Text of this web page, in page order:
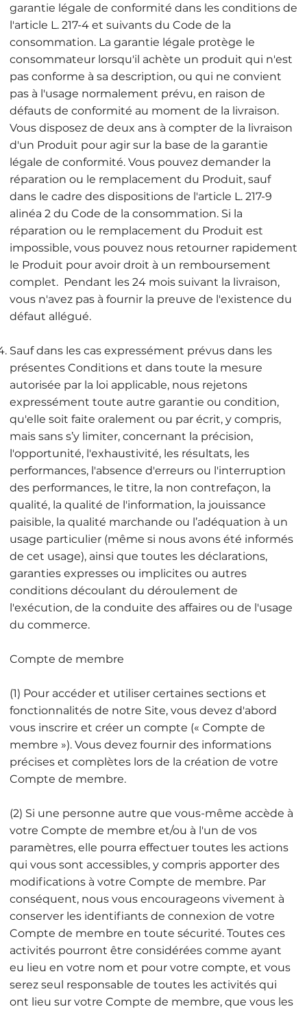
garantie légale de conformité dans les conditions de
l'article L. 217-4 et suivants du Code de la
consommation. La garantie légale protège le
consommateur lorsqu'il achète un produit qui n'est
pas conforme à sa description, ou qui ne convient
pas à l'usage normalement prévu, en raison de
défauts de conformité au moment de la livraison.
Vous disposez de deux ans à compter de la livraison
d'un Produit pour agir sur la base de la garantie
légale de conformité. Vous pouvez demander la
réparation ou le remplacement du Produit, sauf
dans le cadre des dispositions de l'article L. 217-9
alinéa 2 du Code de la consommation. Si la
réparation ou le remplacement du Produit est
impossible, vous pouvez nous retourner rapidement
le Produit pour avoir droit à un remboursement
complet. Pendant les 24 mois suivant la livraison,
vous n'avez pas à fournir la preuve de l'existence du
défaut allégué.
Sauf dans les cas expressément prévus dans les
présentes Conditions et dans toute la mesure
autorisée par la loi applicable, nous rejetons
expressément toute autre garantie ou condition,
qu'elle soit faite oralement ou par écrit, y compris,
mais sans s’y limiter, concernant la précision,
l'opportunité, l'exhaustivité, les résultats, les
performances, l'absence d'erreurs ou l'interruption
des performances, le titre, la non contrefaçon, la
qualité, la qualité de l'information, la jouissance
paisible, la qualité marchande ou l’adéquation à un
usage particulier (même si nous avons été informés
de cet usage), ainsi que toutes les déclarations,
garanties expresses ou implicites ou autres
conditions découlant du déroulement de
l'exécution, de la conduite des affaires ou de l'usage
du commerce.
Compte de membre
(1) Pour accéder et utiliser certaines sections et
fonctionnalités de notre Site, vous devez d'abord
vous inscrire et créer un compte (« Compte de
membre »). Vous devez fournir des informations
précises et complètes lors de la création de votre
Compte de membre.
(2) Si une personne autre que vous-même accède à
votre Compte de membre et/ou à l'un de vos
paramètres, elle pourra effectuer toutes les actions
qui vous sont accessibles, y compris apporter des
modifications à votre Compte de membre. Par
conséquent, nous vous encourageons vivement à
conserver les identifiants de connexion de votre
Compte de membre en toute sécurité. Toutes ces
activités pourront être considérées comme ayant
eu lieu en votre nom et pour votre compte, et vous
serez seul responsable de toutes les activités qui
ont lieu sur votre Compte de membre, que vous les